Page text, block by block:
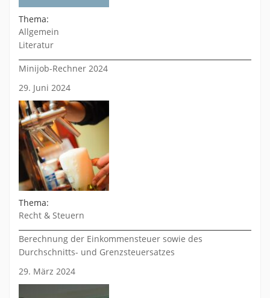
Thema:
Allgemein
Literatur
Minijob-Rechner 2024
29. Juni 2024
Thema:
Recht & Steuern
Berechnung der Einkommensteuer sowie des
Durchschnitts- und Grenzsteuersatzes
29. März 2024